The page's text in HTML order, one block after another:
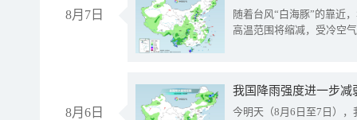
8月7日
随着台风“白海豚”的靠近
高温范围将缩减，受冷空
8月6日
今明天（8月6日至7日）